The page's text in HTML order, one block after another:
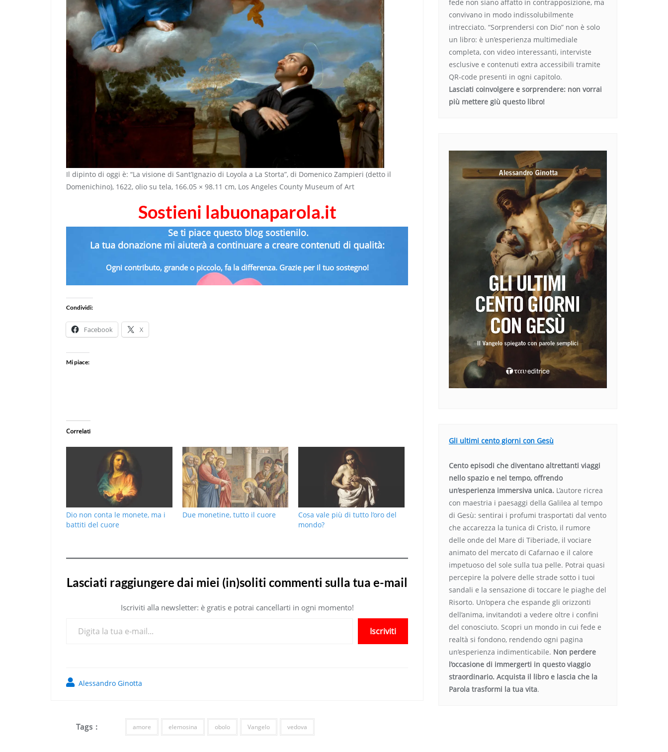
Il dipinto di oggi è: “La visione di Sant’Ignazio di Loyola a La Storta”, di Domenico Zampieri (detto il
Domenichino), 1622, olio su tela, 166.05 × 98.11 cm, Los Angeles County Museum of Art
Sostieni labuonaparola.it
Se ti piace questo blog sostienilo.
La tua donazione mi aiuterà a continuare a creare contenuti di qualità:
Ogni contributo, grande o piccolo, fa la differenza. Grazie per il tuo sostegno!
Condividi:
Facebook X
Mi piace:
Correlati
Dio non conta le monete, ma i
battiti del cuore
Due monetine, tutto il cuore
Cosa vale più di tutto l’oro del
mondo?
Lasciati raggiungere dai miei (in)soliti commenti sulla tua e-mail
Iscriviti alla newsletter: è gratis e potrai cancellarti in ogni momento!
Iscriviti
Alessandro Ginotta
Tags : amore elemosina obolo Vangelo vedova
fede non siano affatto in contrapposizione, ma
convivano in modo indissolubilmente
intrecciato. “Sorprendersi con Dio” non è solo
un libro: è un’esperienza multimediale
completa, con video interessanti, interviste
esclusive e contenuti extra accessibili tramite
QR-code presenti in ogni capitolo.
Lasciati coinvolgere e sorprendere: non vorrai
più mettere giù questo libro!
Gli ultimi cento giorni con Gesù
Cento episodi che diventano altrettanti viaggi
nello spazio e nel tempo, offrendo
un’esperienza immersiva unica. L’autore ricrea
con maestria i paesaggi della Galilea al tempo
di Gesù: sentirai i profumi trasportati dal vento
che accarezza la tunica di Cristo, il rumore
delle onde del Mare di Tiberiade, il vociare
animato del mercato di Cafarnao e il calore
impetuoso del sole sulla tua pelle. Potrai quasi
percepire la polvere delle strade sotto i tuoi
sandali e la sensazione di toccare le piaghe del
Risorto. Un’opera che espande gli orizzonti
dell’anima, invitandoti a vedere oltre i confini
del conosciuto. Scopri un mondo in cui fede e
realtà si fondono, rendendo ogni pagina
un’esperienza indimenticabile. Non perdere
l’occasione di immergerti in questo viaggio
straordinario. Acquista il libro e lascia che la
Parola trasformi la tua vita.